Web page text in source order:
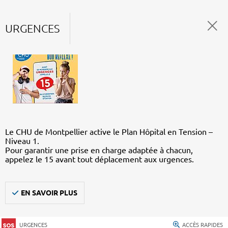
URGENCES
Le CHU de Montpellier active le Plan Hôpital en Tension –
Niveau 1.
Pour garantir une prise en charge adaptée à chacun,
appelez le 15 avant tout déplacement aux urgences.
EN SAVOIR PLUS
URGENCES ACCÈS RAPIDES